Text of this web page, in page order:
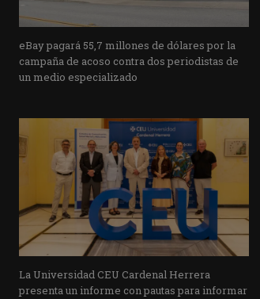
eBay pagará 55,7 millones de dólares por la
campaña de acoso contra dos periodistas de
un medio especializado
La Universidad CEU Cardenal Herrera
presenta un informe con pautas para informar